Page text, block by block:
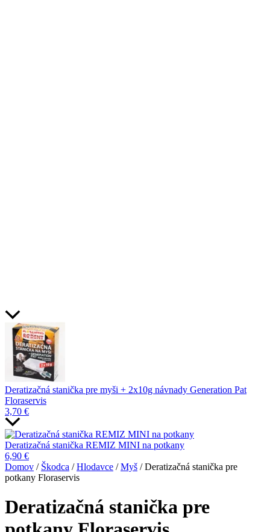
Deratizačná stanička pre myši + 2x10g návnady Generation Pat
Floraservis
3,70 €
Deratizačná stanička REMIZ MINI na potkany
6,90 €
Domov / Škodca /Hlodavce /Myš / Deratizačná stanička pre
potkany Floraservis
Deratizačná stanička pre